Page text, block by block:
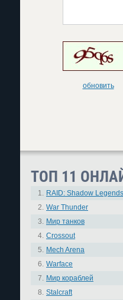
обновить
ТОП 11
1. RAID: Shadow Legends
2. War Thunder
3. Мир танков
4. Crossout
5. Mech Arena
6. Warface
7. Мир кораблей
8. Stalcraft